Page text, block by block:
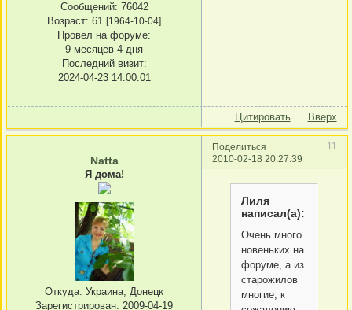
Сообщений: 76042
Возраст: 61 [1964-10-04]
Провел на форуме:
9 месяцев 4 дня
Последний визит:
2024-04-23 14:00:01
Цитировать Вверх
Поделиться
11
2010-02-18 20:27:39
Natta
Я дома!
Откуда: Украина, Донецк
Зарегистрирован: 2009-04-19
Лиля
написал(а):
Очень много
новеньких на
форуме, а из
старожилов
многие, к